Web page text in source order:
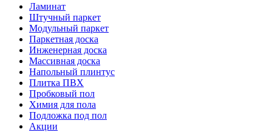
Ламинат
Штучный паркет
Модульный паркет
Паркетная доска
Инженерная доска
Массивная доска
Напольный плинтус
Плитка ПВХ
Пробковый пол
Химия для пола
Подложка под пол
Акции